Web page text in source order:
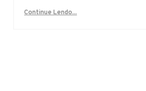
Continue Lendo...